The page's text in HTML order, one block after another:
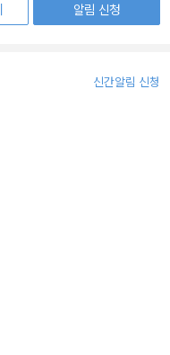
알림 신청
신간알림 신청